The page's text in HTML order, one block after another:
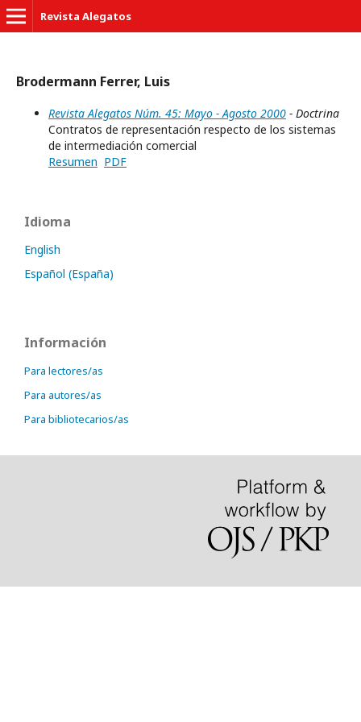
Revista Alegatos
Brodermann Ferrer, Luis
Revista Alegatos Núm. 45: Mayo - Agosto 2000 - Doctrina
Contratos de representación respecto de los sistemas
de intermediación comercial
Resumen PDF
Idioma
English
Español (España)
Información
Para lectores/as
Para autores/as
Para bibliotecarios/as